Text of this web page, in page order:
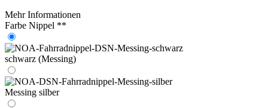
Mehr Informationen
Farbe Nippel **
schwarz (Messing)
Messing silber